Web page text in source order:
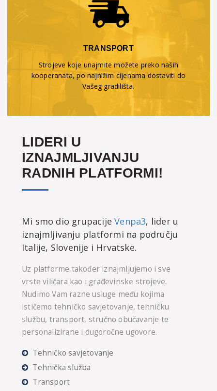
TRANSPORT
Strojeve koje unajmite možete preko naših
kooperanata, po najnižim cijenama dostaviti do
Vašeg gradilišta.
LIDERI U
IZNAJMLJIVANJU
RADNIH PLATFORMI!
Mi smo dio grupacijeVenpa3, lider u
iznajmljivanju platformi na području
Italije, Slovenije i Hrvatske.
Uz platforme također iznajmljujemo i sve
vrste viličara kao i građevinske strojeve.
Nudimo Vam razne usluge među kojima
ističemo tehničko savjetovanje, tehničku
službu, transport, stručno obučavanje te
personalizirane i dugoročne ugovore.
Tehničko savjetovanje
Tehnička služba
Transport